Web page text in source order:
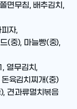
면무침, 배추김치,
자,
(중), 마늘빵(중),
열무김치,
육김치찌개(중)
견과류멸치볶음